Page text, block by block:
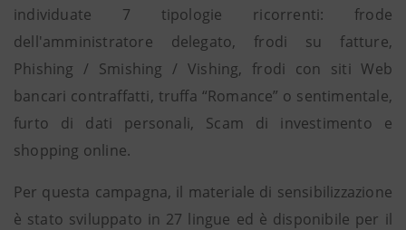
individuate 7 tipologie ricorrenti: frode
dell'amministratore delegato, frodi su fatture,
Phishing / Smishing / Vishing, frodi con siti Web
bancari contraffatti, truffa “Romance” o sentimentale,
furto di dati personali, Scam di investimento e
shopping online.
Per questa campagna, il materiale di sensibilizzazione
è stato sviluppato in 27 lingue ed è disponibile per il